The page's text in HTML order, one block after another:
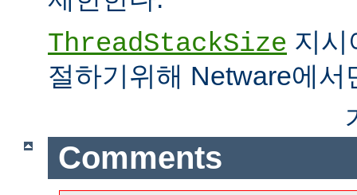
ThreadStackSize 지시
절하기위해 Netware에서
Comments